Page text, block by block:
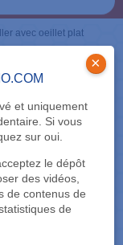
et uniquement
Si vous
sur oui.
le dépôt
des vidéos,
de contenus de
de
×
avec oeillet plat